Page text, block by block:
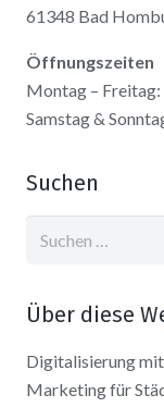
61348 Bad
Öffnungszeiten
Montag –
Samstag &
Suchen
Über diese
Digitalisierung
Marketing für